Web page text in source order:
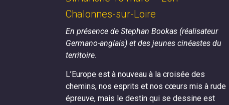
Chalonnes-sur-Loire
En présence de Stephan Bookas (réalisateur
Germano-anglais) et des jeunes cinéastes du
territoire.
L’Europe est à nouveau à la croisée des
chemins, nos esprits et nos cœurs mis à rude
épreuve, mais le destin qui se dessine est